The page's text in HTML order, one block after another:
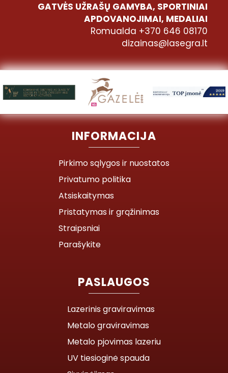
GATVĖS UŽRAŠŲ GAMYBA, SPORTINIAI
APDOVANOJIMAI, MEDALIAI
Romualda +370 646 08170
dizainas@lasegra.lt
INFORMACIJA
Pirkimo sąlygos ir nuostatos
Privatumo politika
Atsiskaitymas
Pristatymas ir grąžinimas
Straipsniai
Parašykite
PASLAUGOS
Lazerinis graviravimas
Metalo graviravimas
Metalo pjovimas lazeriu
UV tiesioginė spauda